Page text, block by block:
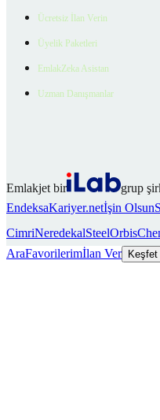
Ücretsiz İlan Verin
Üyelik Paketleri
EmlakZeka Asistan
Uzman Danışmanlar
Emlakjet bir
grup
EndeksaKariyer.netİşin Olsun
CimriNeredekalSteelOrbis
AraFavorilerimİlan Ver Keşfet